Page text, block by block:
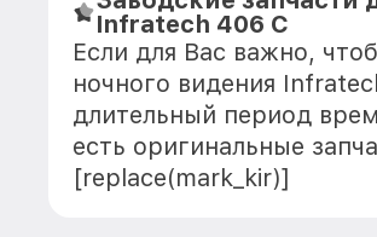
Infratech 406 С
Если для Вас важно,
ночного видения
длительный период
есть оригинальные
[replace(mark_kir)]